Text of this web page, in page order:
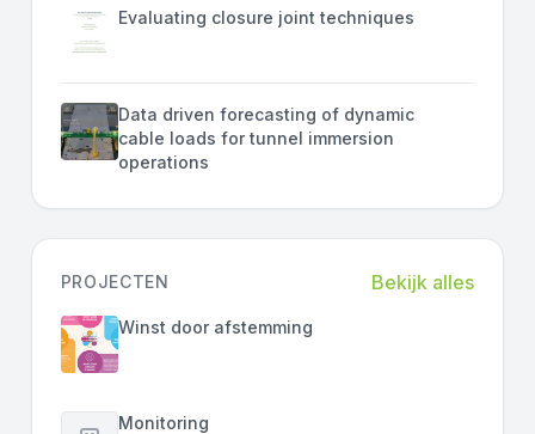
Evaluating closure joint techniques
Data driven forecasting of dynamic
cable loads for tunnel immersion
operations
PROJECTEN Bekijk alles
Winst door afstemming
Monitoring